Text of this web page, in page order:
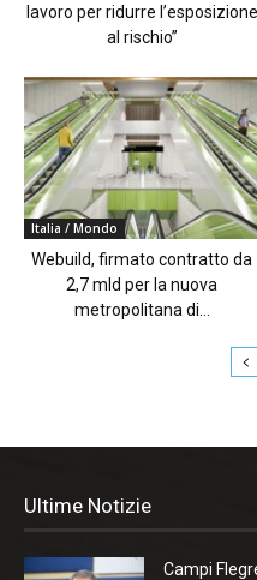
lavoro per ridurre l’esposizione
al rischio”
Italia / Mondo
Webuild, firmato contratto da
2,7 mld per la nuova
metropolitana di...
Ultime Notizie
Campi